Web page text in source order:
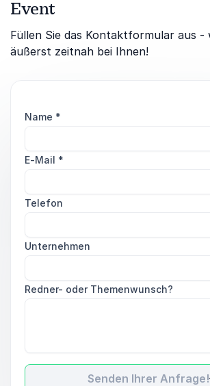
Event
Füllen Sie das Kontaktformular aus -
äußerst zeitnah bei Ihnen!
Name *
E-Mail *
Telefon
Unternehmen
Redner- oder Themenwunsch?
Senden Ihrer Anfrage!